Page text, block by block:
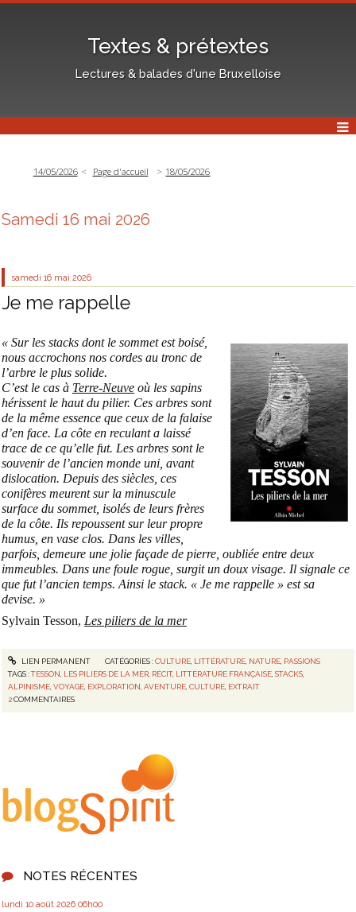
Textes & prétextes
Lectures & balades d'une Bruxelloise
NOTES RÉCENTES
lundi 10 août 2026 06h00
14/05/2026 Page d'accueil 18/05/2026
Samedi 16 mai 2026
samedi 16 mai 2026
Je me rappelle
« Sur les stacks dont le sommet est boisé,
nous accrochons nos cordes au tronc de
l’arbre le plus solide.
C’est le cas à Terre-Neuve où les sapins
hérissent le haut du pilier. Ces arbres sont
de la même essence que ceux de la falaise
d’en face. La côte en reculant a laissé
trace de ce qu’elle fut. Les arbres sont le
souvenir de l’ancien monde uni, avant
dislocation. Depuis des siècles, ces
conifères meurent sur la minuscule
surface du sommet, isolés de leurs frères
de la côte. Ils repoussent sur leur propre
humus, en vase clos. Dans les villes,
parfois, demeure une jolie façade de pierre, oubliée entre deux
immeubles. Dans une foule rogue, surgit un doux visage. Il signale ce
que fut l’ancien temps. Ainsi le stack. « Je me rappelle » est sa
devise. »
Sylvain Tesson, Les piliers de la mer
LIEN PERMANENT CATÉGORIES :CULTURE, LITTÉRATURE, NATURE, PASSIONS
TAGS :TESSON LES PILIERS DE LA MER RÉCIT, LITTÉRATURE FRANÇAISE ,STACKS
ALPINISME ,VOYAGE EXPLORATION ,AVENTURE ,CULTURE EXTRAIT
2COMMENTAIRES